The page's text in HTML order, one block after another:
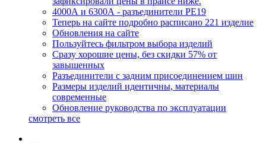
4000А и 6300А - разъединители РЕ19
Теперь на сайте подробно расписано 221 изделие
Обновления на сайте
Пользуйтесь фильтром выбора изделий
Сразу хорошие цены, без скидки 57% от
завышенных
Разъединители с задним присоединением шин
Размеры изделий идентичны, материалы
современные
Обновление руководства по эксплуатации
смотреть все